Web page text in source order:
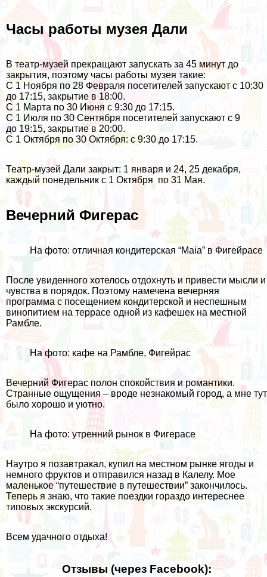
Часы работы музея Дали
В театр-музей прекращают запускать за 45 минут до
закрытия, поэтому часы работы музея такие:
С 1 Ноября по 28 Февраля посетителей запускают с 10:30
до 17:15, закрытие в 18:00.
С 1 Марта по 30 Июня с 9:30 до 17:15.
С 1 Июля по 30 Сентября посетителей запускают с 9
до 19:15, закрытие в 20:00.
С 1 Октября по 30 Октября: с 9:30 до 17:15.
Театр-музей Дали закрыт: 1 января и 24, 25 декабря,
каждый понедельник с 1 Октября по 31 Мая.
Вечерний Фигерас
На фото: отличная кондитерская “Maia” в Фигейрасе
После увиденного хотелось отдохнуть и привести мысли и
чувства в порядок. Поэтому намечена вечерняя
программа с посещением кондитерской и неспешным
винопитием на террасе одной из кафешек на местной
Рамбле.
На фото: кафе на Рамбле, Фигейрас
Вечерний Фигерас полон спокойствия и романтики.
Странные ощущения – вроде незнакомый город, а мне тут
было хорошо и уютно.
На фото: утренний рынок в Фигерасе
Наутро я позавтракал, купил на местном рынке ягоды и
немного фруктов и отправился назад в Калелу. Мое
маленькое “путешествие в путешествии” закончилось.
Теперь я знаю, что такие поездки гораздо интереснее
типовых экскурсий.
Всем удачного отдыха!
Отзывы (через Facebook):